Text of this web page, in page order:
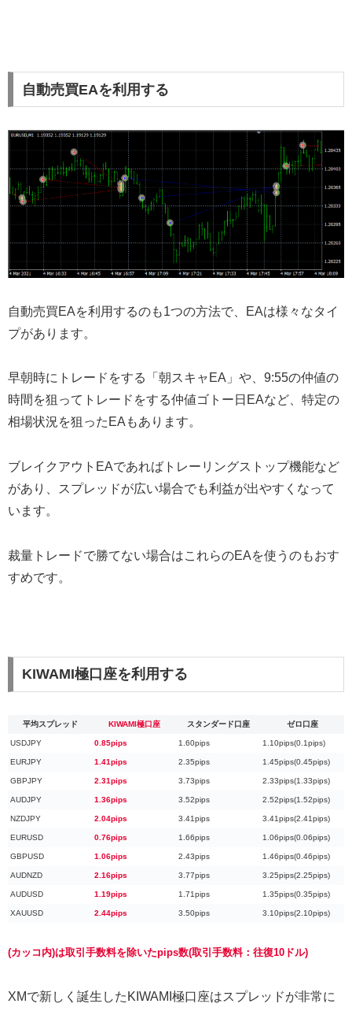
自動売買EAを利用する
自動売買EAを利用するのも1つの方法で、EAは様々なタイ
プがあります。
早朝時にトレードをする「朝スキャEA」や、9:55の仲値の
時間を狙ってトレードをする仲値ゴトー日EAなど、特定の
相場状況を狙ったEAもあります。
ブレイクアウトEAであればトレーリングストップ機能など
があり、スプレッドが広い場合でも利益が出やすくなって
います。
裁量トレードで勝てない場合はこれらのEAを使うのもおす
すめです。
KIWAMI極口座を利用する
平均スプレッド KIWAMI極口座 スタンダード口座 ゼロ口座
USDJPY 0.85pips 1.60pips 1.10pips(0.1pips)
EURJPY 1.41pips 2.35pips 1.45pips(0.45pips)
GBPJPY 2.31pips 3.73pips 2.33pips(1.33pips)
AUDJPY 1.36pips 3.52pips 2.52pips(1.52pips)
NZDJPY 2.04pips 3.41pips 3.41pips(2.41pips)
EURUSD 0.76pips 1.66pips 1.06pips(0.06pips)
GBPUSD 1.06pips 2.43pips 1.46pips(0.46pips)
AUDNZD 2.16pips 3.77pips 3.25pips(2.25pips)
AUDUSD 1.19pips 1.71pips 1.35pips(0.35pips)
XAUUSD 2.44pips 3.50pips 3.10pips(2.10pips)
(カッコ内)は取引手数料を除いたpips数(取引手数料：往復10ドル)
XMで新しく誕生したKIWAMI極口座はスプレッドが非常に